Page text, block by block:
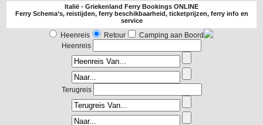
Italië - Griekenland Ferry Bookings ONLINE
Ferry Schema’s, reistijden, ferry beschikbaarheid, ticketprijzen, ferry info en
service
Heenreis Retour
Camping aan Boord
Heenreis
Terugreis